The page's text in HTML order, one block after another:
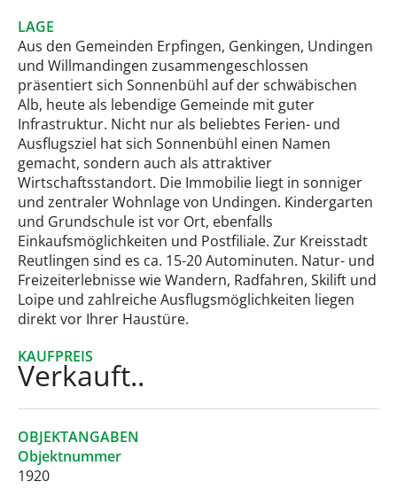
LAGE
Aus den Gemeinden Erpfingen, Genkingen, Undingen
und Willmandingen zusammengeschlossen
präsentiert sich Sonnenbühl auf der schwäbischen
Alb, heute als lebendige Gemeinde mit guter
Infrastruktur. Nicht nur als beliebtes Ferien- und
Ausflugsziel hat sich Sonnenbühl einen Namen
gemacht, sondern auch als attraktiver
Wirtschaftsstandort. Die Immobilie liegt in sonniger
und zentraler Wohnlage von Undingen. Kindergarten
und Grundschule ist vor Ort, ebenfalls
Einkaufsmöglichkeiten und Postfiliale. Zur Kreisstadt
Reutlingen sind es ca. 15-20 Autominuten. Natur- und
Freizeiterlebnisse wie Wandern, Radfahren, Skilift und
Loipe und zahlreiche Ausflugsmöglichkeiten liegen
direkt vor Ihrer Haustüre.
KAUFPREIS
Verkauft..
OBJEKTANGABEN
Objektnummer
1920